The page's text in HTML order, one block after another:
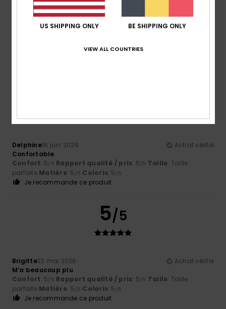
2 juillet 2026
Achat vérifié
Rapport qualité / prix: 5/5
Delphine16 juin 2026
Achat vérifié
Confortable
Confort: 5/5 Rapport qualité / prix: 5/5 Taille: Taille
parfaite Matière: 5 /5 Coloris: 5 /5
Je recommande ce produit
5/5
Brigitte22 mai 2026
Achat vérifié
M’a beaucoup plu
Confort: 5/5 Rapport qualité / prix: 5/5 Taille: Taille
parfaite Matière: 5 /5 Coloris: 5 /5
Je recommande ce produit
US SHIPPING ONLY BE SHIPPING ONLY
VIEW ALL COUNTRIES